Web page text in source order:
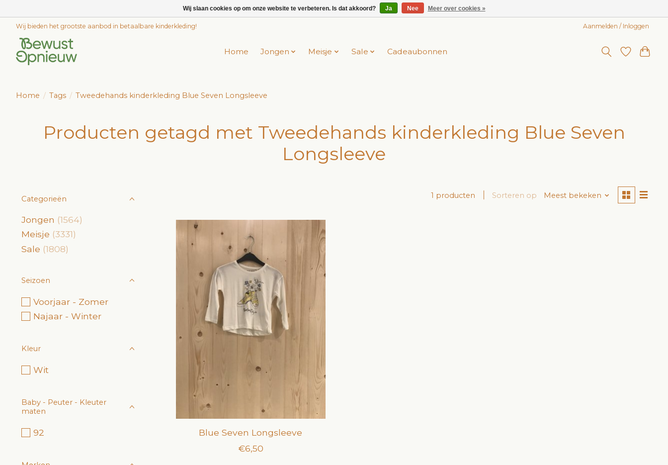
Wij bieden het grootste aanbod in betaalbare kinderkleding! Aanmelden / Inloggen
Home Jongen Meisje Sale Cadeaubonnen
Home / Tags / Tweedehands kinderkleding Blue Seven Longsleeve
Producten getagd met Tweedehands kinderkleding Blue Seven
Longsleeve
Categorieën
Jongen (1564)
Meisje (3331)
Sale (1808)
Seizoen
Voorjaar - Zomer
Najaar - Winter
Kleur
Wit
Baby - Peuter - Kleuter
maten
92
1 producten Sorteren op Meest bekeken
Blue Seven Longsleeve
€6,50
Wij slaan cookies op om onze website te verbeteren. Is dat akkoord? Ja Nee Meer over cookies »